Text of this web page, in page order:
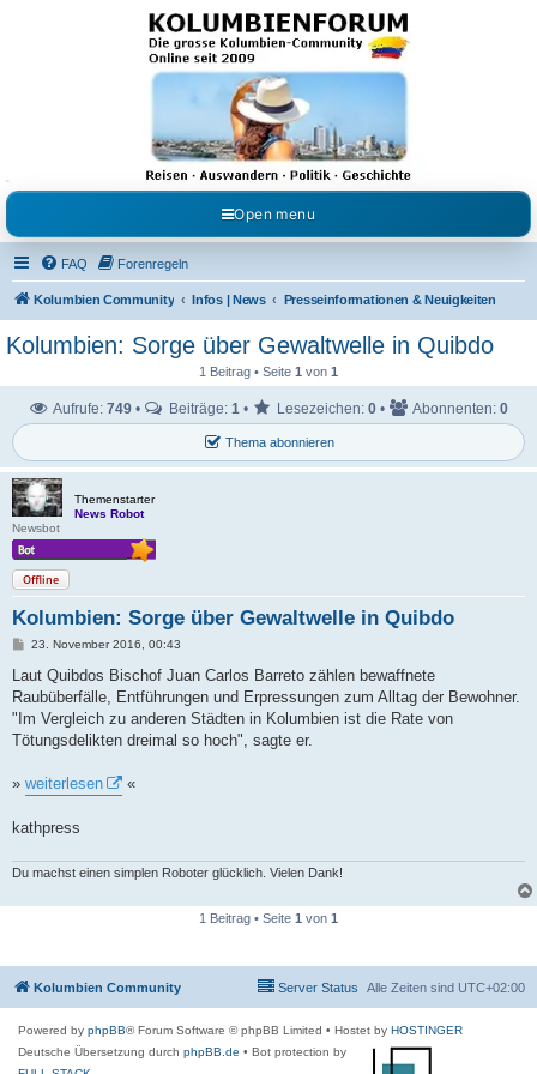
Kolumbienforum - Das
grosse Forum der
Freunde Kolumbiens
Reisen, Auswandern, Kultur, Politik, Geschichte und Visum in Kolumbien und Venezuela.
Austausch, Erfahrungen und Gemeinschaft im Kolumbienforum
Open menu
FAQ Forenregeln
Kolumbien Community Infos | News Presseinformationen & Neuigkeiten
Kolumbien: Sorge über Gewaltwelle in Quibdo
1 Beitrag • Seite 1 von 1
Thema abonnieren
Aufrufe: 749 • Beiträge: 1 • Lesezeichen: 0 • Abonnenten: 0
Themenstarter
News Robot
Newsbot
Offline
Kolumbien: Sorge über Gewaltwelle in Quibdo
B
i
r
a
23. November 2016, 00:43
Laut Quibdos Bischof Juan Carlos Barreto zählen bewaffnete
Raubüberfälle, Entführungen und Erpressungen zum Alltag der Bewohner.
"Im Vergleich zu anderen Städten in Kolumbien ist die Rate von
Tötungsdelikten dreimal so hoch", sagte er.
» weiterlesen «
kathpress
Du machst einen simplen Roboter glücklich. Vielen Dank!
1 Beitrag • Seite 1 von 1
Kolumbien Community Alle Zeiten sind UTC+02:00
Server Status
Powered by phpBB® Forum Software © phpBB Limited • Hostet by HOSTINGER
Deutsche Übersetzung durch phpBB.de • Bot protection by